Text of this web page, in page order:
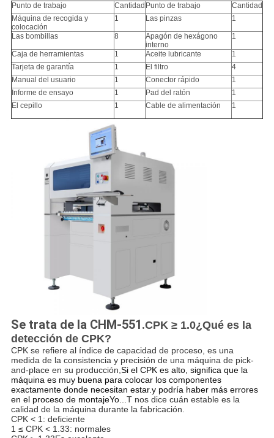
Punto de trabajo Cantidad Punto de trabajo
Cantidad
Máquina de recogida y
colocación
1 Las pinzas 1
Las bombillas 8
Apagón de hexágono
interno
1
Caja de herramientas 1 Aceite lubricante
1
Tarjeta de garantía
1 El filtro
4
Manual del usuario
1 Conector rápido
1
Informe de ensayo
1 Pad del ratón
1
El cepillo
1 Cable de alimentación 1
Se trata de la CHM-551.CPK ≥ 1.0¿Qué es la
detección de CPK?
CPK se refiere al índice de capacidad de proceso, es una
medida de la consistencia y precisión de una máquina de pick-
and-place en su producción, Si el CPK es alto, significa que la
máquina es muy buena para colocar los componentes
exactamente donde necesitan estar.y podría haber más errores
en el proceso de montajeYo... T nos dice cuán estable es la
calidad de la máquina durante la fabricación.
CPK < 1: deficiente
1 ≤ CPK < 1.33: normales